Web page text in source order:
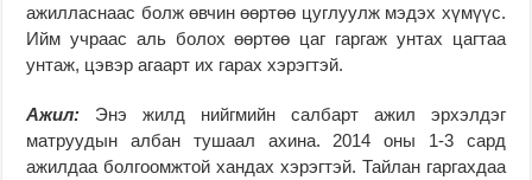
ажилласнаас болж өвчин өөртөө цуглуулж мэдэх хүмүүс.
Ийм учраас аль болох өөртөө цаг гаргаж унтах цагтаа
унтаж, цэвэр агаарт их гарах хэрэгтэй.
Ажил: Энэ жилд нийгмийн салбарт ажил эрхэлдэг
матруудын албан тушаал ахина. 2014 оны 1-3 сард
ажилдаа болгоомжтой хандах хэрэгтэй. Тайлан гаргахдаа